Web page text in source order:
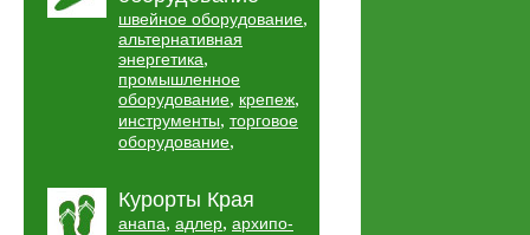
швейное оборудование,
альтернативная
энергетика,
промышленное
оборудование, крепеж,
инструменты, торговое
оборудование,
Курорты Края
анапа, адлер, архипо-